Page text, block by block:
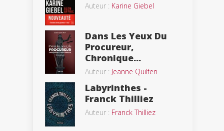
Auteur : Karine Giebel
Dans Les Yeux Du
Procureur,
Chronique...
Auteur : Jeanne Quilfen
Labyrinthes -
Franck Thilliez
Auteur : Franck Thilliez